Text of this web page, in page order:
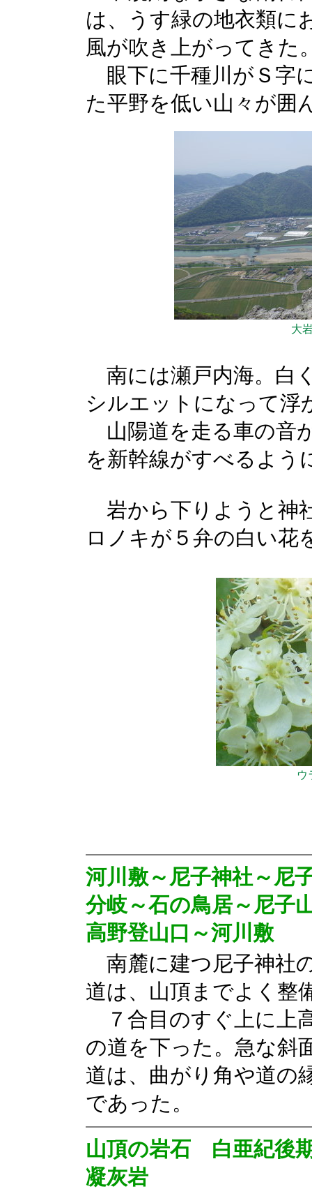
は、うす緑の地衣類に
風が吹き上がってきた
眼下に千種川がＳ字
た平野を低い山々が囲
大
南には瀬戸内海。白
シルエットになって浮
山陽道を走る車の音
を新幹線がすべるよう
岩から下りようと神
ロノキが５弁の白い花
ウ
河川敷～尼子神社～尼
分岐～石の鳥居～尼子
高野登山口～河川敷
南麓に建つ尼子神社
道は、山頂までよく整
７合目のすぐ上に上
の道を下った。急な斜
道は、曲がり角や道の
であった。
山頂の岩石 白亜紀
凝灰岩